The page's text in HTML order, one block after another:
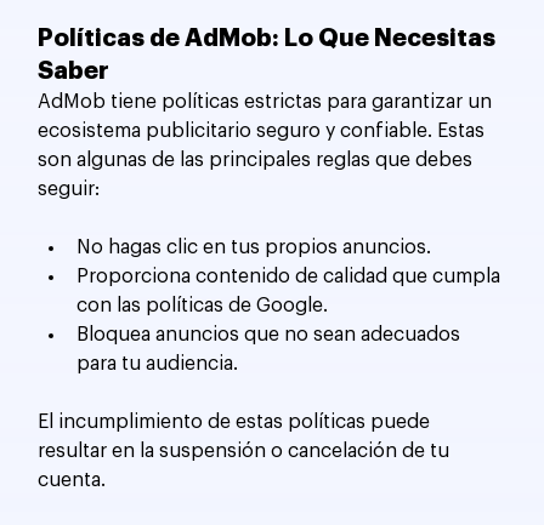
Políticas de AdMob: Lo Que Necesitas
Saber
AdMob tiene políticas estrictas para garantizar un
ecosistema publicitario seguro y confiable. Estas
son algunas de las principales reglas que debes
seguir:
No hagas clic en tus propios anuncios.
Proporciona contenido de calidad que cumpla
con las políticas de Google.
Bloquea anuncios que no sean adecuados
para tu audiencia.
El incumplimiento de estas políticas puede
resultar en la suspensión o cancelación de tu
cuenta.